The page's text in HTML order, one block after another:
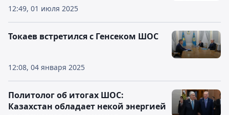
12:49, 01 июля 2025
12:08, 04 января 2025
Токаев встретился с Генсеком ШОС
Политолог об итогах ШОС:
Казахстан обладает некой энергией